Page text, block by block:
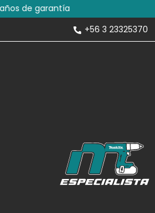
+56 3 23325370